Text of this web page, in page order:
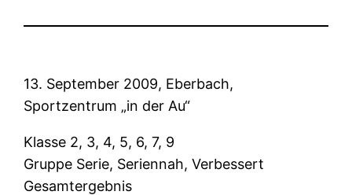
13. September 2009, Eberbach,
Sportzentrum „in der Au“
Klasse 2, 3, 4, 5, 6, 7, 9
Gruppe Serie, Seriennah, Verbessert
Gesamtergebnis